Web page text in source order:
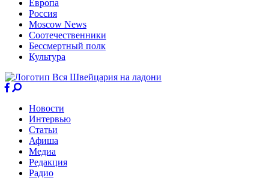
Европа
Россия
Moscow News
Соотечественники
Бессмертный полк
Культура
Новости
Интервью
Статьи
Афиша
Медиа
Редакция
Радио